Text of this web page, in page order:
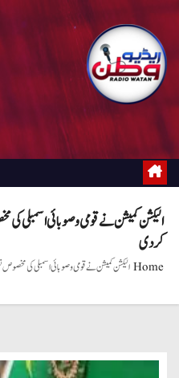
الیکشن کمیشن نے قومی و صوبائی اسمبلی
کردی
Homeالیکشن کمیشن نے قومی و صوبائی اسمبلی کی